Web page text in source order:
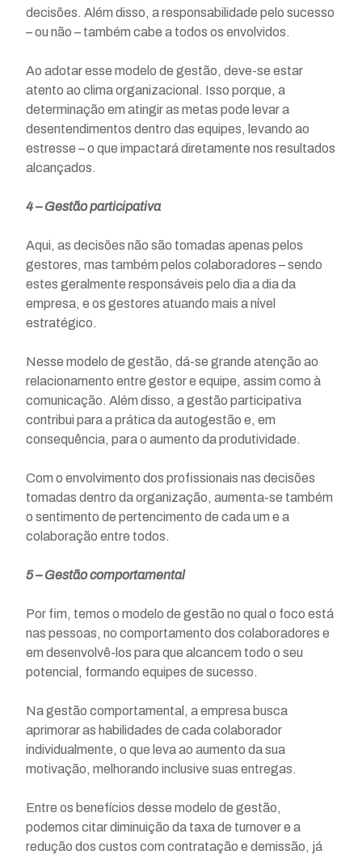
decisões. Além disso, a responsabilidade pelo sucesso
– ou não – também cabe a todos os envolvidos.
Ao adotar esse modelo de gestão, deve-se estar
atento ao clima organizacional. Isso porque, a
determinação em atingir as metas pode levar a
desentendimentos dentro das equipes, levando ao
estresse – o que impactará diretamente nos resultados
alcançados.
4 – Gestão participativa
Aqui, as decisões não são tomadas apenas pelos
gestores, mas também pelos colaboradores – sendo
estes geralmente responsáveis pelo dia a dia da
empresa, e os gestores atuando mais a nível
estratégico.
Nesse modelo de gestão, dá-se grande atenção ao
relacionamento entre gestor e equipe, assim como à
comunicação. Além disso, a gestão participativa
contribui para a prática da autogestão e, em
consequência, para o aumento da produtividade.
Com o envolvimento dos profissionais nas decisões
tomadas dentro da organização, aumenta-se também
o sentimento de pertencimento de cada um e a
colaboração entre todos.
5 – Gestão comportamental
Por fim, temos o modelo de gestão no qual o foco está
nas pessoas, no comportamento dos colaboradores e
em desenvolvê-los para que alcancem todo o seu
potencial, formando equipes de sucesso.
Na gestão comportamental, a empresa busca
aprimorar as habilidades de cada colaborador
individualmente, o que leva ao aumento da sua
motivação, melhorando inclusive suas entregas.
Entre os benefícios desse modelo de gestão,
podemos citar diminuição da taxa de turnover e a
redução dos custos com contratação e demissão, já